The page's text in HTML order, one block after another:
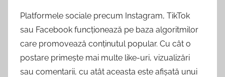
Platformele sociale precum Instagram, TikTok
sau Facebook funcționează pe baza algoritmilor
care promovează conținutul popular. Cu cât o
postare primește mai multe like-uri, vizualizări
sau comentarii, cu atât aceasta este afișată unui